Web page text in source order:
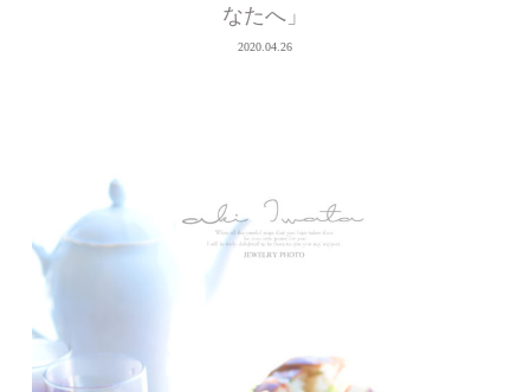
なたへ」
2020.04.26